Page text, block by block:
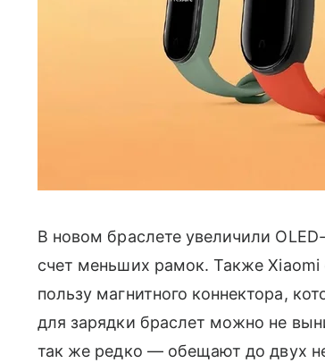
В новом браслете увеличили
счет меньших рамок. Также Xiaomi
пользу магнитного коннектора,
для зарядки браслет можно не
так же редко — обещают до двух